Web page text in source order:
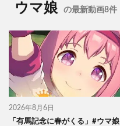
ウマ娘 の最新動画8件
2026年8月6日
「有馬記念に春がくる」#ウマ娘